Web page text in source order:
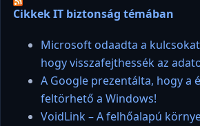
Cikkek IT biztonság témában
Microsoft odaadta a
hogy visszafejthessék az
A Google prezentálta, hogy a
feltörhető a Windows!
VoidLink – A felhőalapú